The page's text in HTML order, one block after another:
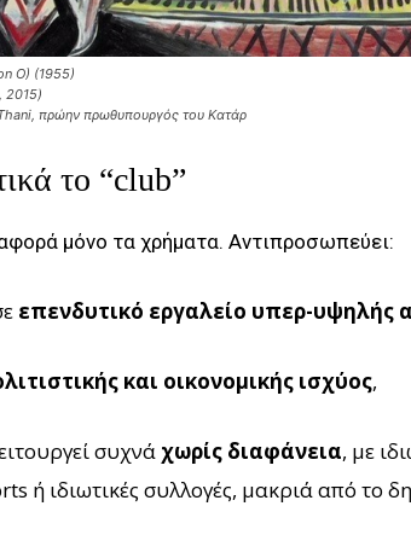
O) (1955)
2015)
πρώην πρωθυπουργός του Κατάρ
το “club”
μόνο τα χρήματα. Αντιπροσωπεύει:
επενδυτικό εργαλείο υπερ-υψηλής
και οικονομικής ισχύος,
συχνά χωρίς διαφάνεια, με
ή ιδιωτικές συλλογές, μακριά από το